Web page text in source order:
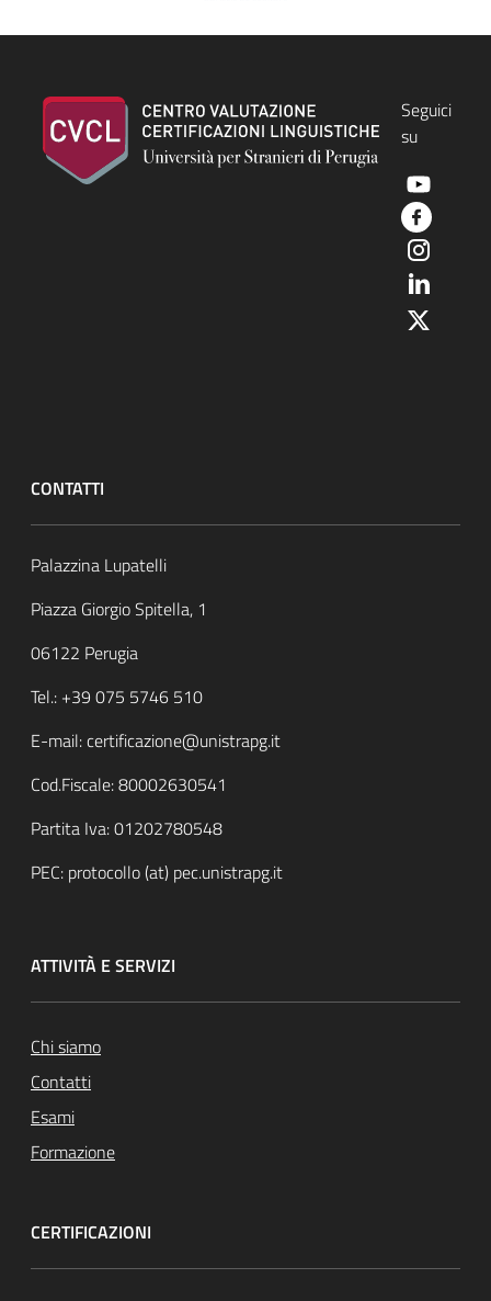
Piede
Seguici
su
CONTATTI
Palazzina Lupatelli
Piazza Giorgio Spitella, 1
06122 Perugia
Tel.: +39 075 5746 510
E-mail: certificazione@unistrapg.it
Cod.Fiscale:80002630541
Partita Iva:01202780548
PEC: protocollo (at) pec.unistrapg.it
ATTIVITÀ E SERVIZI
Chi siamo
Contatti
Esami
Formazione
CERTIFICAZIONI